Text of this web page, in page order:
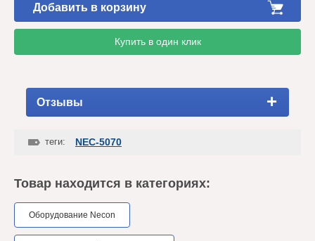
Добавить в корзину
Купить в один клик
Отзывы
теги: NEC-5070
Товар находится в категориях:
Оборудование Necon